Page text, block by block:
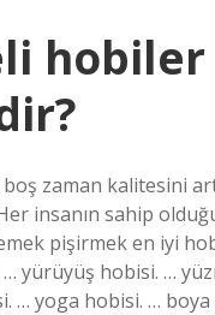
hobiler
zaman kalitesini
insanın sahip
pişirmek en iyi
yürüyüş hobisi. …
… yoga hobisi. … boya